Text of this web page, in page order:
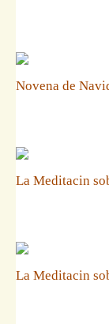
Novena de
La Meditacin
La Meditacin